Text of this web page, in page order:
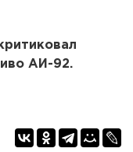
АИ-92.